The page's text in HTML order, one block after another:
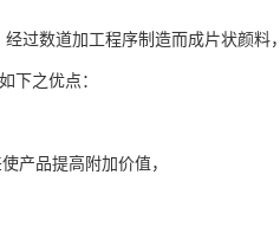
过数道加工程序制造而成片状颜料，
下之优点：
产品提高附加价值，